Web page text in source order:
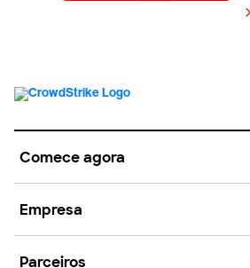
Comece agora
Empresa
Parceiros